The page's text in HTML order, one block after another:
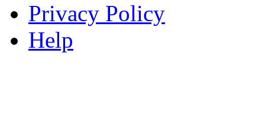
Privacy Policy
Help